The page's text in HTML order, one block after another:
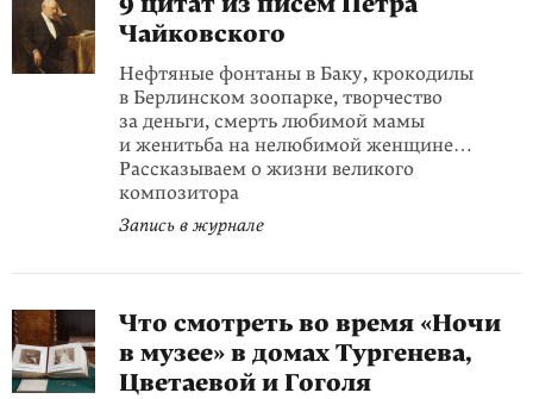
Чайковского
Нефтяные фонтаны в Баку, крокодилы
в Берлинском зоопарке, творчество
за деньги, смерть любимой мамы
и женитьба на нелюбимой женщине…
Рассказываем о жизни великого
композитора
Запись в журнале
Что смотреть во время «Ночи
в музее» в домах Тургенева,
Цветаевой и Гоголя